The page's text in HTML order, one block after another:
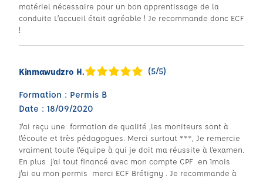
matériel nécessaire pour un bon apprentissage de la
conduite L’accueil était agréable ! Je recommande donc ECF
!
Kinmawudzro H. (5/5)
Formation : Permis B
Date : 18/09/2020
J'ai reçu une formation de qualité ,les moniteurs sont à
l'écoute et très pédagogues. Merci surtout ***, Je remercie
vraiment toute l'équipe à qui je doit ma réussite à l'examen.
En plus j'ai tout financé avec mon compte CPF en 1mois
j'ai eu mon permis merci ECF Brétigny . Je recommande à